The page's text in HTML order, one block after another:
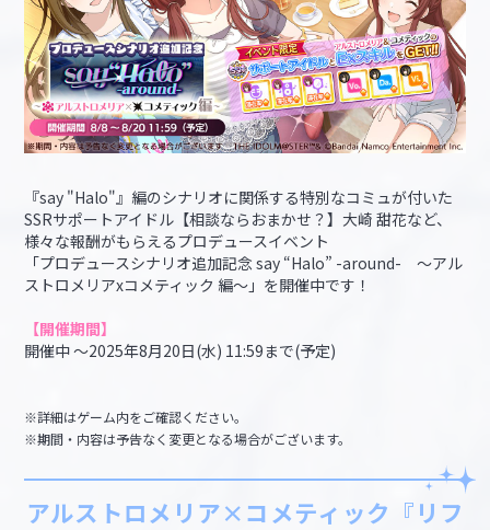
『say "Halo"』編のシナリオに関係する特別なコミュが付いた
SSRサポートアイドル【相談ならおまかせ？】大崎 甜花など、
様々な報酬がもらえるプロデュースイベント
「プロデュースシナリオ追加記念 say “Halo” -around- 〜アル
ストロメリアxコメティック 編〜」を開催中です！
【開催期間】
開催中 ～2025年8月20日(水) 11:59まで(予定)
※詳細はゲーム内をご確認ください。
※期間・内容は予告なく変更となる場合がございます。
アルストロメリア×コメティック『リフ